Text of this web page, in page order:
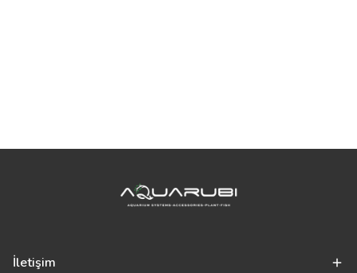
İletişim